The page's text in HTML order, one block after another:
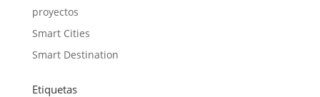
proyectos
Smart Cities
Smart Destination
Etiquetas